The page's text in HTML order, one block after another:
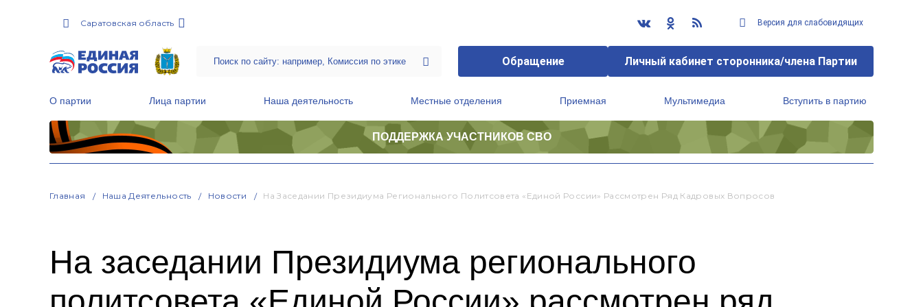
Саратовская область Версия для слабовидящих
Обращение Личный кабинет сторонника/члена Партии
О партии Лица партии Наша деятельность Местные отделения Приемная Мультимедиа Вступить в партию
ПОДДЕРЖКА УЧАСТНИКОВ СВО
Главная Наша Деятельность Новости На Заседании Президиума Регионального Политсовета «Единой России» Рассмотрен Ряд Кадровых Вопросов
На заседании Президиума регионального